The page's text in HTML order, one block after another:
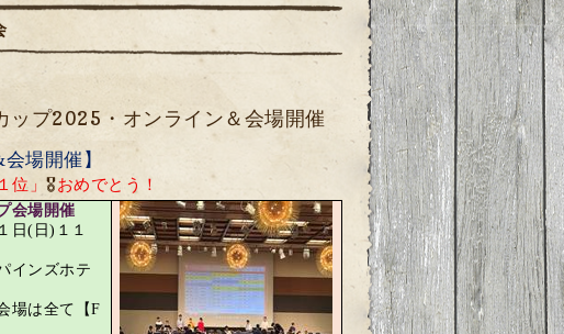
ップ2025・オンライン＆会場開催
会場開催】
位」 🎖おめでとう！
会場開催
日( 日) １１
インズホテ
場は全て【F